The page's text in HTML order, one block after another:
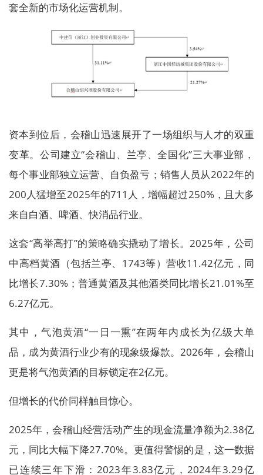
套全新的市场化运营机制。
资本到位后，会稽山迅速展开了一场组织与人才的双重
变革。公司建立“会稽山、兰亭、全国化”三大事业部，
每个事业部独立运营、自负盈亏；销售人员从2022年的
200人猛增至2025年的711人，增幅超过250%，且大多
来自白酒、啤酒、快消品行业。
这套“高举高打”的策略确实撬动了增长。2025年，公司
中高档黄酒（包括兰亭、1743等）营收11.42亿元，同
比增长7.30%；普通黄酒及其他酒类同比增长21.01%至
6.27亿元。
其中，气泡黄酒“一日一熏”在两年内成长为亿级大单
品，成为黄酒行业少有的现象级爆款。2026年，会稽山
更是将气泡黄酒的目标锁定在2亿元。
但增长的代价同样触目惊心。
2025年，会稽山经营活动产生的现金流量净额为2.38亿
元，同比大幅下降27.70%。更值得警惕的是，这一数据
已连续三年下滑：2023年3.83亿元，2024年3.29亿